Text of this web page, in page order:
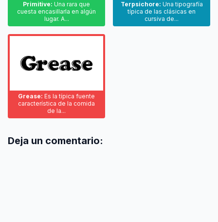
Primitive: Una rara que
cuesta encasillarla en algún
lugar. A...
Terpsichore: Una tipografía
típica de las clásicas en
cursiva de...
Grease: Es la típica fuente
característica de la comida
de la...
Deja un comentario: